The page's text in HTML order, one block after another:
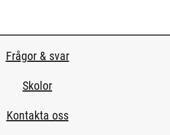
Frågor & svar
Skolor
Kontakta oss